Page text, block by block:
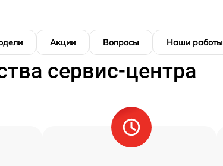
Акции Вопросы Наши работы
сервис-центра